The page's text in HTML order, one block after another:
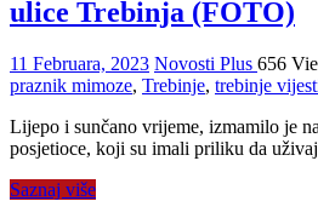
ulice Trebinja (FOTO)
11 Februara, 2023 Novosti Plus 656
praznik mimoze, Trebinje, trebinje
Lijepo i sunčano vrijeme, izmamilo je
posjetioce, koji su imali priliku da
Saznaj više